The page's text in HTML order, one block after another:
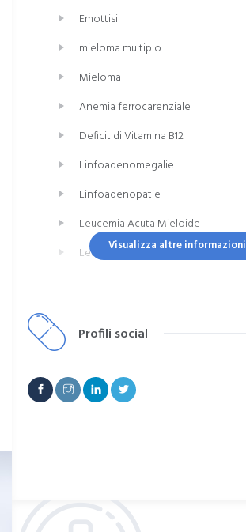
Emottisi
mieloma multiplo
Mieloma
Anemia ferrocarenziale
Deficit di Vitamina B12
Linfoadenomegalie
Linfoadenopatie
Leucemia Acuta Mieloide
Leucemia Linfoblastica Acuta
Linfoma (non Hodgkin/Hodgkin)
Policitemia Vera
Tossicità da chemioterapia
Visualizza altre informazioni
Profili social